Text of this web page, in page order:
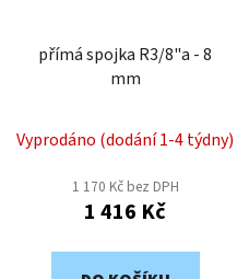
přímá spojka R3/8"a - 8
mm
Vyprodáno (dodání 1-4 týdny)
1 170 Kč bez DPH
1 416 Kč